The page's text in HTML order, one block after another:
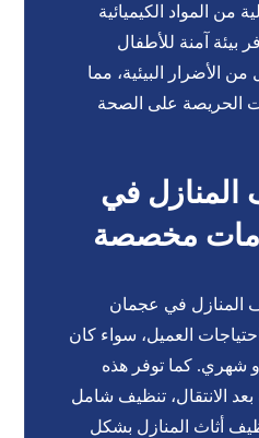
من المواد الكيميائية
بيئة آمنة للأطفال
من الأضرار البيئية، مما
الحريصة على الصحة
في
مخصصة
المنازل في عجمان
العميل، سواء كان
شهري. كما توفر هذه
الانتقال، تنظيف شامل
أثاث المنازل بشكل